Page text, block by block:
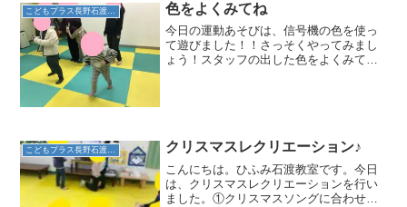
こどもプラス長野石渡教室 色をよくみてね
今日の運動あそびは、信号機の色を使っ
て遊びました！！さっそくやってみまし
ょう！スタッフの出した色をよくみて判
クリスマスレクリエーション♪
こんにちは。ひふみ石渡教室です。今日
は、クリスマスレクリエーションを行い
ました。①クリスマスソングに合わせて